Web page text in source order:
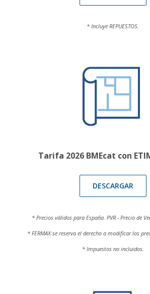
* Incluye REPUESTOS.
Tarifa 2026 BMEcat con
DESCARGAR
* Precios válidos para España. PVR - Precio de
* FERMAX se reserva el derecho a modificar los
* Impuestos no incluidos.